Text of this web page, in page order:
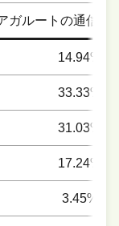
ガルートの通信講
14.94%
33.33%
31.03%
17.24%
3.45%